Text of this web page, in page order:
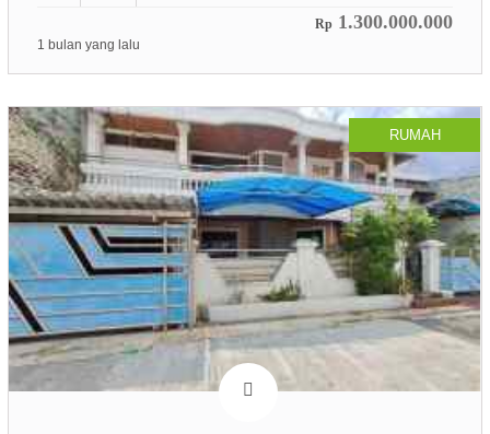
Rp 1.300.000.000
1 bulan yang lalu
RUMAH